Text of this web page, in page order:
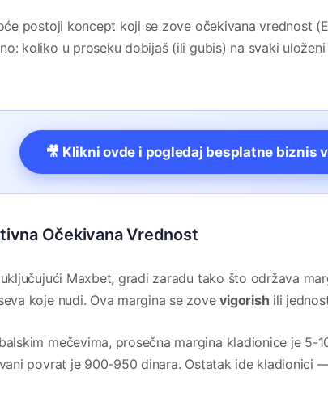
postoji koncept koji se zove očekivana vrednost
koliko u proseku dobijaš (ili gubis) na svaki
🎥 Klikni ovde i pogledaj besplatne biznis
Očekivana Vrednost
Maxbet, gradi zaradu tako što održava
koje nudi. Ova margina se zovevigorish ili
mečevima, prosečna margina kladionice je 5-
povrat je 900-950 dinara. Ostatak ide kladionici